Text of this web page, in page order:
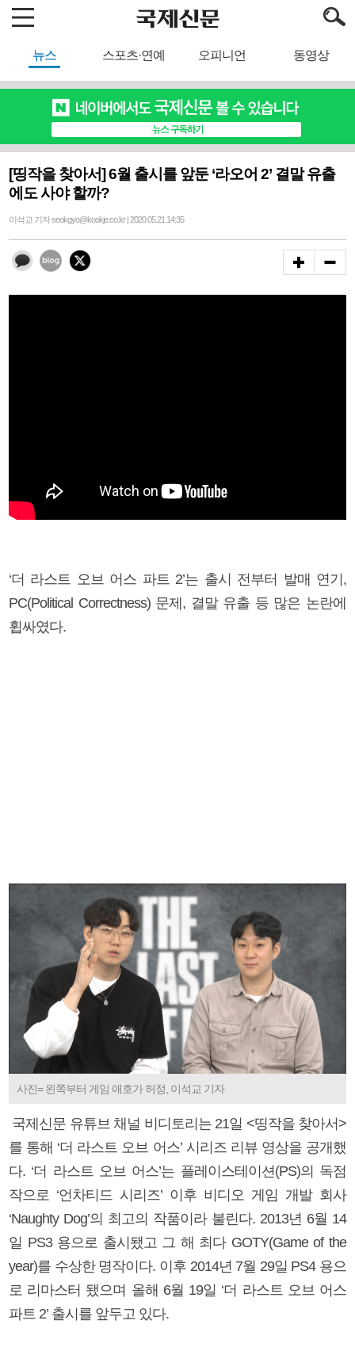
뉴스 스포츠·연예 오피니언 동영상
[띵작을 찾아서] 6월 출시를 앞둔 ‘라오어 2’ 결말 유출
에도 사야 할까?
이석교 기자 seokgyo@kookje.co.kr | 2020.05.21 14:35
‘더 라스트 오브 어스 파트 2’는 출시 전부터 발매 연기,
PC(Political Correctness) 문제, 결말 유출 등 많은 논란에
휩싸였다.
사진= 왼쪽부터 게임 애호가 허정, 이석교 기자
국제신문 유튜브 채널 비디토리는 21일 <띵작을 찾아서>
를 통해 ‘더 라스트 오브 어스’ 시리즈 리뷰 영상을 공개했
다. ‘더 라스트 오브 어스’는 플레이스테이션(PS)의 독점
작으로 ‘언차티드 시리즈’ 이후 비디오 게임 개발 회사
‘Naughty Dog’의 최고의 작품이라 불린다. 2013년 6월 14
일 PS3 용으로 출시됐고 그 해 최다 GOTY(Game of the
year)를 수상한 명작이다. 이후 2014년 7월 29일 PS4 용으
로 리마스터 됐으며 올해 6월 19일 ‘더 라스트 오브 어스
파트 2’ 출시를 앞두고 있다.